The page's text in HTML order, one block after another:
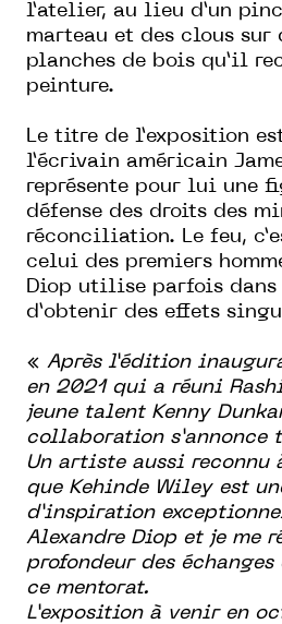
l’atelier, au lieu d’un
marteau et des clous sur
planches de bois qu’il
peinture.
Le titre de l’exposition
l’écrivain américain
représente pour lui une
défense des droits des
réconciliation. Le feu,
celui des premiers
Diop utilise parfois dans
d’obtenir des effets
« Après l’édition
en 2021 qui a réuni
jeune talent Kenny
collaboration s’annonce
Un artiste aussi reconnu
que Kehinde Wiley est
d’inspiration
Alexandre Diop et je me
profondeur des
ce mentorat.
L’exposition à venir en